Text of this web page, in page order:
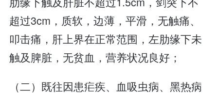
超过3cm，质软，边薄，平滑，无触痛、
叩击痛，肝上界在正常范围，左肋缘下未
触及脾脏，无贫血，营养状况良好；
（二）既往因患疟疾、血吸虫病、黑热病